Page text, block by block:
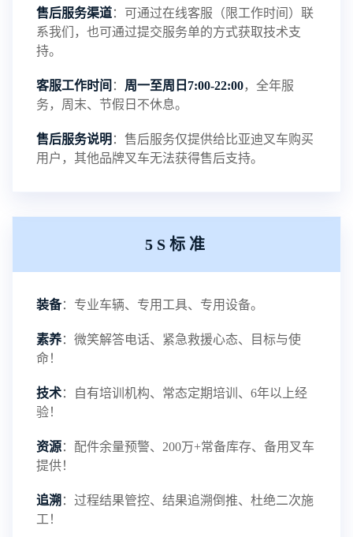
···
磷酸铁锂电池介绍 NEW
电瓶叉车-叉车百科 NEW
售后服务渠道：可通过在线客服（限工作时间）联
系我们，也可通过提交服务单的方式获取技术支
持。
客服工作时间 ： 周一至周日7:00-22:00，全年服
务，周末、节假日不休息。
售后服务说明 ：售后服务仅提供给比亚迪叉车购买
用户，其他品牌叉车无法获得售后支持。
5S标准
装备：专业车辆、专用工具、专用设备。
素养：微笑解答电话、紧急救援心态、目标与使
命！
技术：自有培训机构、常态定期培训、6年以上经
验！
资源：配件余量预警、200万+常备库存、备用叉车
提供！
追溯 ：过程结果管控、结果追溯倒推、杜绝二次施
工！